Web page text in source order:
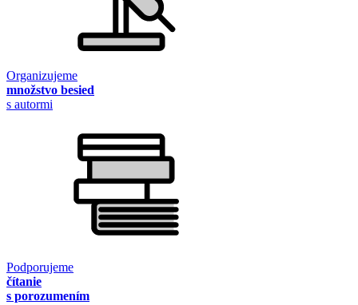
Organizujeme
množstvo besied
s autormi
Podporujeme
čítanie
s porozumením